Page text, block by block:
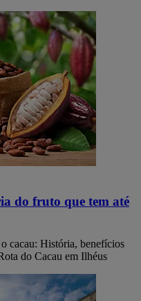
do fruto que tem até
cacau: História, benefícios
do Cacau em Ilhéus